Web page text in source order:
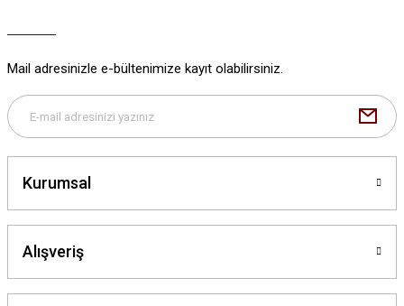
Bu ürüne benzer farklı alternatifler olmalı.
Mail adresinizle e-bültenimize kayıt olabilirsiniz.
Kurumsal
Alışveriş